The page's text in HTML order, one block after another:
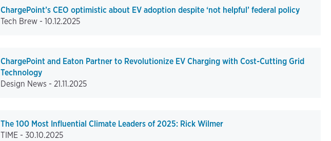
ChargePoint’s CEO optimistic about EV adoption despite ‘not helpful’ federal policy
Tech Brew - 10.12.2025
ChargePoint and Eaton Partner to Revolutionize EV Charging with Cost-Cutting Grid
Technology
Design News - 21.11.2025
The 100 Most Influential Climate Leaders of 2025: Rick Wilmer
TIME - 30.10.2025